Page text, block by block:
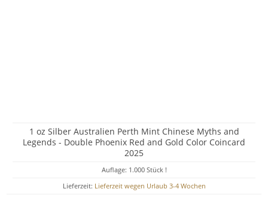
1 oz Silber Australien Perth Mint Chinese Myths and
Legends - Double Phoenix Red and Gold Color Coincard
2025
Auflage: 1.000 Stück !
Lieferzeit: Lieferzeit wegen Urlaub 3-4 Wochen